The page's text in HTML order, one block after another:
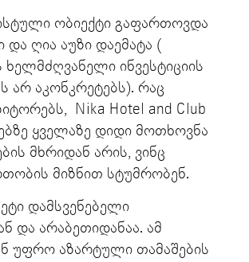
ობიექტი გაფართოვდა
და ღია აუზი დაემატა (
ინვესტიციის
არ აკონკრეტებს). რაც
Nika Hotel and Club
ყველაზე დიდი მოთხოვნა
მხრიდან არის, ვინც
მიზნით სტუმრობენ.
დამსვენებელი
და არაბეთიდანაა. ამ
უფრო აზარტული თამაშების